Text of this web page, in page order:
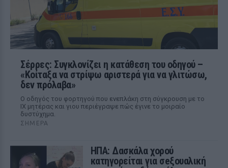
Σέρρες: Συγκλονίζει η κατάθεση του οδηγού –
«Κοίταξα να στρίψω αριστερά για να γλιτώσω,
δεν πρόλαβα»
Ο οδηγός του φορτηγού που ενεπλάκη στη σύγκρουση με το
ΙΧ μητέρας και γιου περιέγραψε πώς έγινε το μοιραίο
δυστύχημα.
ΣΉΜΕΡΑ
ΗΠΑ: Δασκάλα χορού
κατηγορείται για σeξουαλική